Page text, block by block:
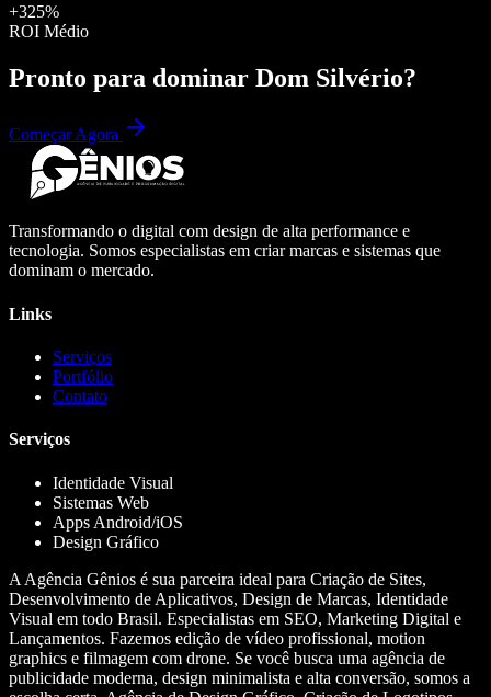
+325%
ROI Médio
Pronto para dominar Dom Silvério?
Começar Agora
Transformando o digital com design de alta performance e
tecnologia. Somos especialistas em criar marcas e sistemas que
dominam o mercado.
Links
Serviços
Portfólio
Contato
Serviços
Identidade Visual
Sistemas Web
Apps Android/iOS
Design Gráfico
A Agência Gênios é sua parceira ideal para Criação de Sites,
Desenvolvimento de Aplicativos, Design de Marcas, Identidade
Visual em todo Brasil. Especialistas em SEO, Marketing Digital e
Lançamentos. Fazemos edição de vídeo profissional, motion
graphics e filmagem com drone. Se você busca uma agência de
publicidade moderna, design minimalista e alta conversão, somos a